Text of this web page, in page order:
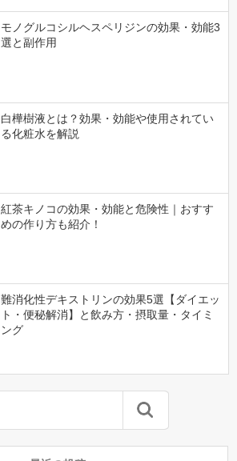
モノグルコシルヘスペリジンの効果・効能3
選と副作用
白樺樹液とは？効果・効能や使用されてい
る化粧水を解説
紅茶キノコの効果・効能と危険性｜おすす
めの作り方も紹介！
難消化性デキストリンの効果5選【ダイエッ
ト・便秘解消】と飲み方・摂取量・タイミ
ング